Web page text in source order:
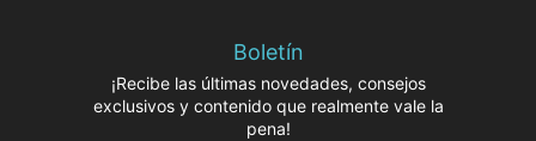
Boletín
¡Recibe las últimas novedades, consejos
exclusivos y contenido que realmente vale la
pena!